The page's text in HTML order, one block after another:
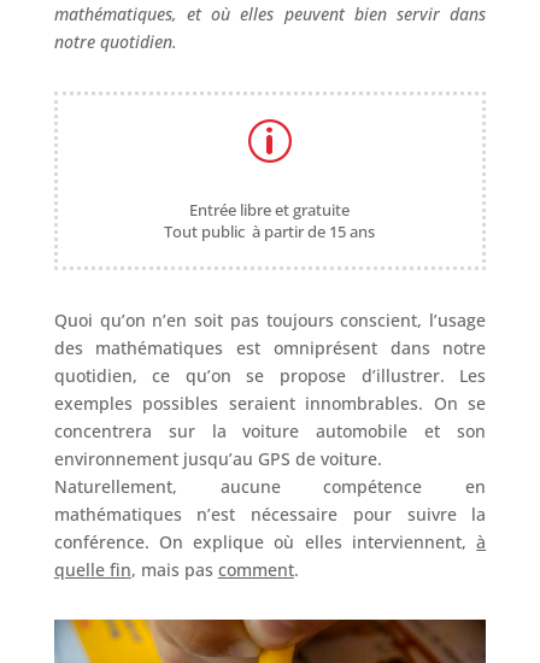
mathématiques, et où elles peuvent bien servir dans
notre quotidien.
p
Entrée libre et gratuite
Tout public à partir de 15 ans
Quoi qu’on n’en soit pas toujours conscient, l’usage
des mathématiques est omniprésent dans notre
quotidien, ce qu’on se propose d’illustrer. Les
exemples possibles seraient innombrables. On se
concentrera sur la voiture automobile et son
environnement jusqu’au GPS de voiture.
Naturellement, aucune compétence en
mathématiques n’est nécessaire pour suivre la
conférence. On explique où elles interviennent,à
quelle fin, mais pas comment.